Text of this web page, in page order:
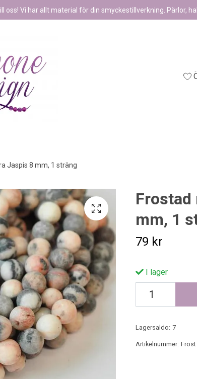
oss! Vi har allt material för din smyckestillverkning. Pärlor,
Jaspis 8 mm, 1 sträng
Frostad
mm, 1
79 kr
I lager
Lagersaldo: 7
Artikelnummer: